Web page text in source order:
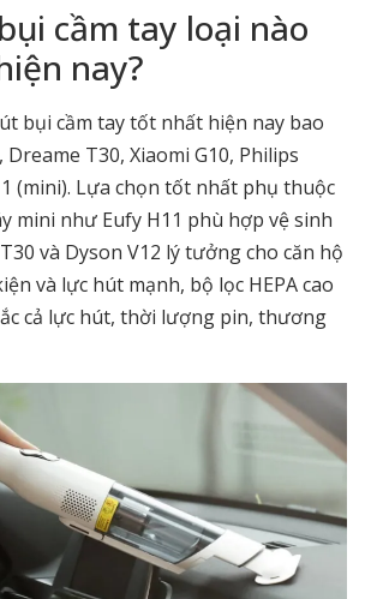
cầm tay loại nào
nay?
bụi cầm tay tốt nhất hiện nay bao
Dreame T30, Xiaomi G10, Philips
(mini). Lựa chọn tốt nhất phụ thuộc
mini như Eufy H11 phù hợp vệ sinh
và Dyson V12 lý tưởng cho căn hộ
và lực hút mạnh, bộ lọc HEPA cao
cả lực hút, thời lượng pin, thương